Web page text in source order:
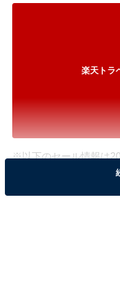
楽天トラ
※以下のセール情報は
す。料金の変更、満室
※本記事で紹介している商品の